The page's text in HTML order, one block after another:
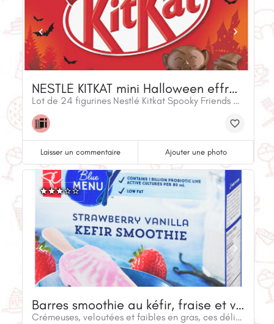
NESTLÉ KITKAT mini Halloween effrayants
Lot de 24 figurines Nestlé Kitkat Spooky Friends emballées individuellement
Laisser un commentaire Ajouter une photo
Barres smoothie au kéfir, fraise et vanille
Crémeuses, veloutées et faibles en gras, ces délicieuses barres smoothie au kéfir sont faites de purée de vraies fraises, en plus d’offrir les bienfaits des cultures probiotiques actives vivantes. Et elles ne contiennent que 90 calories par barre!